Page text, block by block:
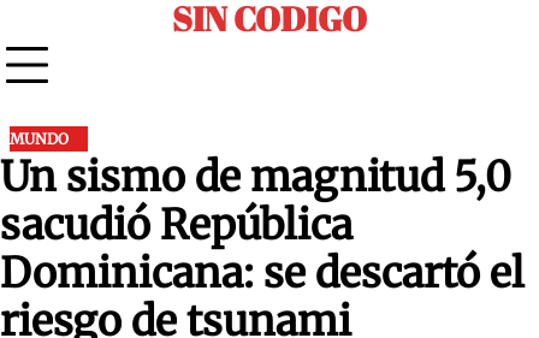
to
content
SIN CODIGO
MUNDO
Un sismo de magnitud 5,0
sacudió República
Dominicana: se descartó el
riesgo de tsunami